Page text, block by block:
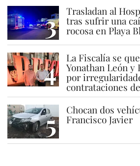
3 Trasladan al
tras sufrir una
rocosa en Playa
4 La Fiscalía se
Yonathan León y
por
contrataciones
5 Chocan dos
Francisco Javier